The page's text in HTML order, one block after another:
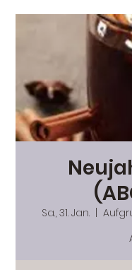
Sa., 31. Jan.